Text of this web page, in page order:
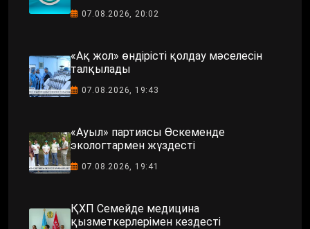
07.08.2026, 20:02
«Ақ жол» өндірісті қолдау мәселесін
талқылады
07.08.2026, 19:43
«Ауыл» партиясы Өскеменде
экологтармен жүздесті
07.08.2026, 19:41
ҚХП Семейде медицина
қызметкерлерімен кездесті